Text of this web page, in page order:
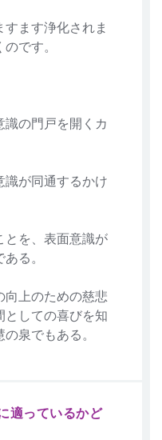
ます浄化されま
です。
識の門戸を開くカ
識が同通するかけ
とを、表面意識が
る。
向上のための慈悲
としての喜びを知
泉でもある。
適っているかど